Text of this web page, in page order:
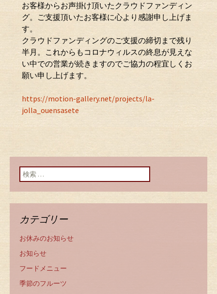
お客様からお声掛け頂いたクラウドファンディン
グ。ご支援頂いたお客様に心より感謝申し上げま
す。
クラウドファンディングのご支援の締切まで残り
半月。これからもコロナウィルスの終息が見えな
い中での営業が続きますのでご協力の程宜しくお
願い申し上げます。
https://motion-gallery.net/projects/la-
jolla_ouensasete
検索:
カテゴリー
お休みのお知らせ
お知らせ
フードメニュー
季節のフルーツ